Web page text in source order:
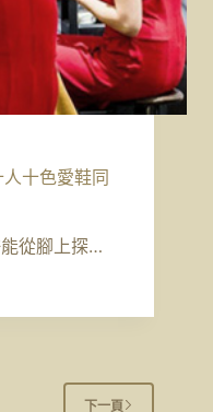
十色愛鞋同
從腳上探…
下一頁